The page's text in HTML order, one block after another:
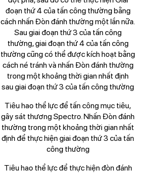
đoạn thứ 4 của tấn công thường bằng
cách nhấn Đòn đánh thường một lần nữa.
Sau giai đoạn thứ 3 của tấn công
thường, giai đoạn thứ 4 của tấn công
thường cũng có thể được kích hoạt bằng
cách né tránh và nhấn Đòn đánh thường
trong một khoảng thời gian nhất định
sau giai đoạn thứ 3 của tấn công thường
Tiêu hao thể lực để tấn công mục tiêu,
gây sát thương Spectro. Nhấn Đòn đánh
thường trong một khoảng thời gian nhất
định để thực hiện giai đoạn thứ 3 của tấn
công thường
Tiêu hao thể lực để thực hiện đòn đánh